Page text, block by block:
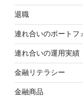
退職
連れ合いのポートフ
連れ合いの運用実績
金融リテラシー
金融商品